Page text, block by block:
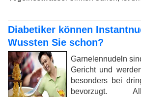
Diabetiker können
Wussten Sie schon?
Garnelennudeln
Gericht und
besonders bei
bevorzugt.